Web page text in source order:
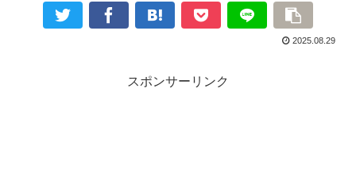
2025.08.29
スポンサーリンク